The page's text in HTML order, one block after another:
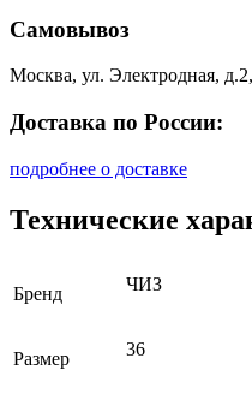
Самовывоз
Москва, ул. Электродная,
Доставка по России:
подробнее о доставке
Технические
Бренд ЧИЗ
Размер 36